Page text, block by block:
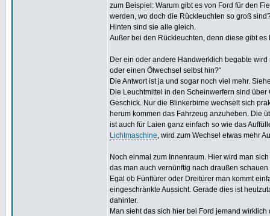
zum Beispiel: Warum gibt es von Ford für den
werden, wo doch die Rückleuchten so groß
Hinten sind sie alle gleich.
Außer bei den Rückleuchten, denn diese gibt
Der ein oder andere Handwerklich begabte
oder einen Ölwechsel selbst hin?“
Die Antwort ist ja und sogar noch viel mehr.
Die Leuchtmittel in den Scheinwerfern sind
Geschick. Nur die Blinkerbirne wechselt sich
herum kommen das Fahrzeug anzuheben. Die
ist auch für Laien ganz einfach so wie das
Lichtmaschine, wird zum Wechsel etwas mehr
Noch einmal zum Innenraum. Hier wird man
das man auch vernünftig nach draußen
Egal ob Fünftürer oder Dreitürer man kommt
eingeschränkte Aussicht. Gerade dies ist
dahinter.
Man sieht das sich hier bei Ford jemand